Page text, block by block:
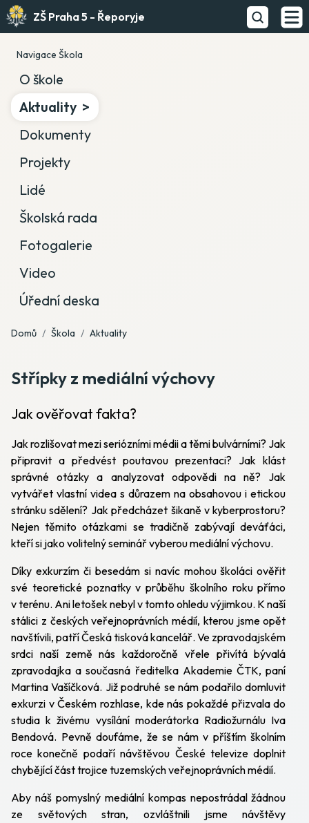
ZŠ Praha 5 - Řeporyje
Navigace Škola
O škole
Aktuality
Dokumenty
Projekty
Lidé
Školská rada
Fotogalerie
Video
Úřední deska
Domů Škola Aktuality
Střípky z mediální výchovy
Jak ověřovat fakta?
Jak rozlišovat mezi seriózními médii a těmi bulvárními? Jak
připravit a předvést poutavou prezentaci? Jak klást
správné otázky a analyzovat odpovědi na ně? Jak
vytvářet vlastní videa s důrazem na obsahovou i etickou
stránku sdělení? Jak předcházet šikaně v kyberprostoru?
Nejen těmito otázkami se tradičně zabývají deváťáci,
kteří si jako volitelný seminář vyberou mediální výchovu.
Díky exkurzím či besedám si navíc mohou školáci ověřit
své teoretické poznatky v průběhu školního roku přímo
v terénu. Ani letošek nebyl v tomto ohledu výjimkou. K naší
stálici z českých veřejnoprávních médií, kterou jsme opět
navštívili, patří Česká tisková kancelář. Ve zpravodajském
srdci naší země nás každoročně vřele přivítá bývalá
zpravodajka a současná ředitelka Akademie ČTK, paní
Martina Vašíčková. Již podruhé se nám podařilo domluvit
exkurzi v Českém rozhlase, kde nás pokaždé přizvala do
studia k živému vysílání moderátorka Radiožurnálu Iva
Bendová. Pevně doufáme, že se nám v příštím školním
roce konečně podaří návštěvou České televize doplnit
chybějící část trojice tuzemských veřejnoprávních médií.
Aby náš pomyslný mediální kompas nepostrádal žádnou
ze světových stran, ozvláštnili jsme návštěvy